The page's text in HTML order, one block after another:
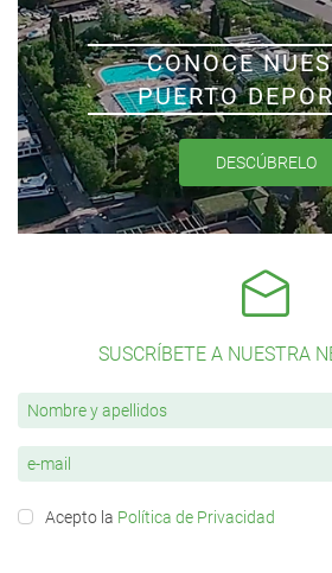
CONOCE
PUERTO
DESCÚBRELO
SUSCRÍBETE A NUESTRA
Acepto la Política de Privacidad